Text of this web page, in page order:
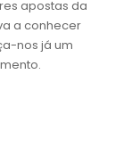
apostas da
a conhecer
nos já um